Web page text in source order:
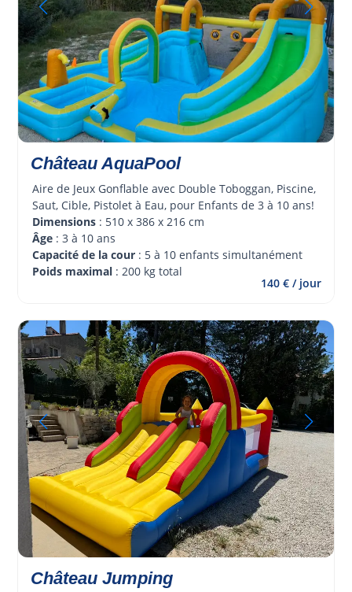
Château AquaPool
Aire de Jeux Gonflable avec Double Toboggan, Piscine,
Saut, Cible, Pistolet à Eau, pour Enfants de 3 à 10 ans!
Dimensions : 510 x 386 x 216 cm
Âge : 3 à 10 ans
Capacité de la cour : 5 à 10 enfants simultanément
Poids maximal : 200 kg total
140 € / jour
Château Jumping